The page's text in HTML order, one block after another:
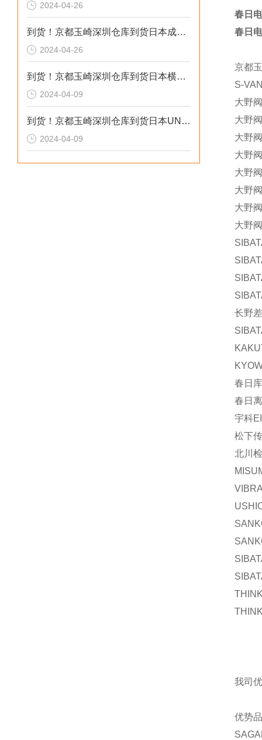
2024-04-26
到货！京都玉崎深圳仓库到货日本成茂锻针仪MF2
2024-04-26
到货！京都玉崎深圳仓库到货日本横河 电导率仪传感器 SC8SG-R31-T-305-P1-A
2024-04-09
到货！京都玉崎深圳仓库到货日本UNITTA音波式皮带张力计U-550替换U-508
2024-04-09
春日
春日
京都
S-
大野
大野
大野
大野
大野
大野
大野
大野
长野
春日
春日
宇科
松下
北川
我司
优势